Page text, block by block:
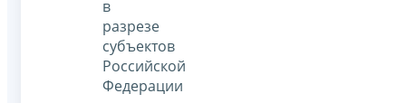
в
разрезе
субъектов
Российской
Федерации